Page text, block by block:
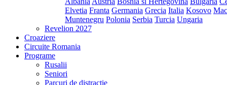
Elvetia Franta Germania Grecia Italia Kosovo
Muntenegru Polonia Serbia Turcia Ungaria
Revelion 2027
Croaziere
Circuite Romania
Programe
Rusalii
Seniori
Parcuri de distractie